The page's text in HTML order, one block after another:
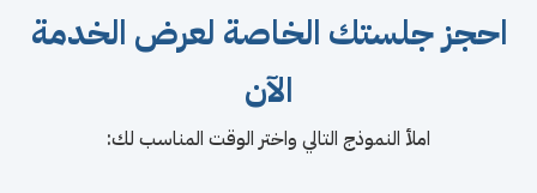
احجز جلستك الخاصة لعرض الخدمة
الآن
املأ النموذج التالي واختر الوقت المناسب لك: